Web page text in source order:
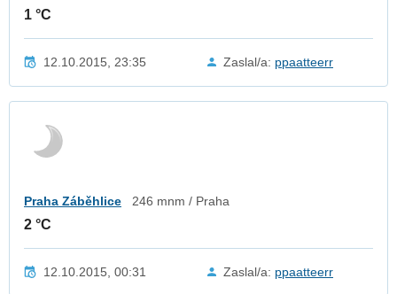
1 °C
12.10.2015, 23:35 Zaslal/a: ppaatteerr
Praha Záběhlice 246 mnm / Praha
2 °C
12.10.2015, 00:31 Zaslal/a: ppaatteerr